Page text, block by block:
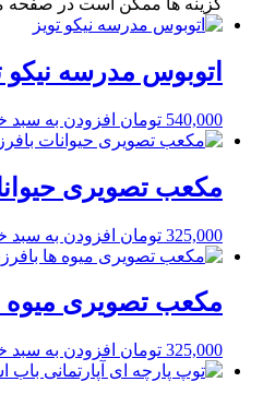
گزینه ها ممکن است در صفحه
اتوبوس مدرسه نیکو
540,000 تومان افزودن به سبد
مکعب تصویری
325,000 تومان افزودن به سبد
مکعب تصویری میوه
325,000 تومان افزودن به سبد